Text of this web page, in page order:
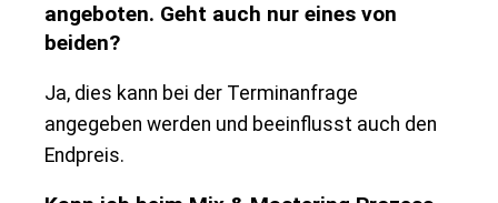
angeboten. Geht auch nur eines von
beiden?
Ja, dies kann bei der Terminanfrage
angegeben werden und beeinflusst auch den
Endpreis.